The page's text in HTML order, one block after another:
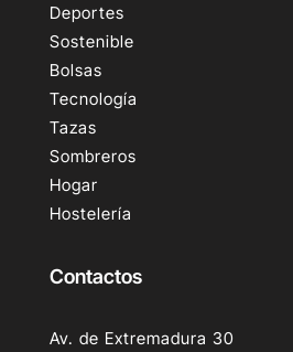
Deportes
Sostenible
Bolsas
Tecnología
Tazas
Sombreros
Hogar
Hostelería
Contactos
Av. de Extremadura 30